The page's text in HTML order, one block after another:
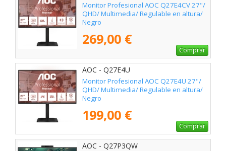
Monitor Profesional AOC Q27E4CV 27"/
QHD/ Multimedia/ Regulable en altura/
Negro
269,00 €
Comprar
AOC - Q27E4U
Monitor Profesional AOC Q27E4U 27"/
QHD/ Multimedia/ Regulable en altura/
Negro
199,00 €
Comprar
AOC - Q27P3QW